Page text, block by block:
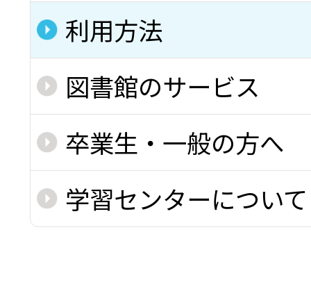
利用方法
図書館のサービス
卒業生・一般の方へ
学習センターについて